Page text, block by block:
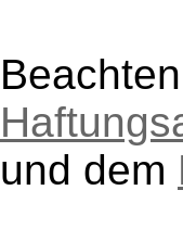
und dem